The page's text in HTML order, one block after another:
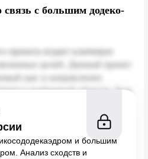
связь с большим додеко-
и большим
Анализ сходств и